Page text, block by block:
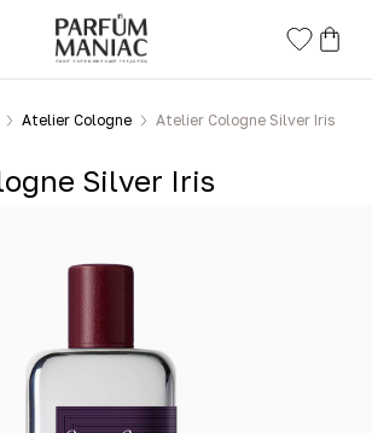
Atelier Cologne Atelier Cologne Silver Iris
Silver Iris